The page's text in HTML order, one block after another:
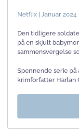
Netflix | Januar 2024
Den tidligere
på en skjult
sammensvergelse
Spennende serie på
krimforfatter Harlan